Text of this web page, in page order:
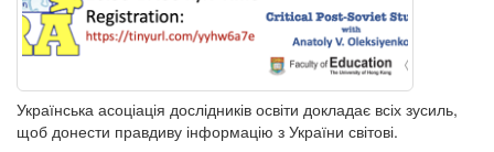
Українська асоціація дослідників освіти докладає всіх зусиль,
щоб донести правдиву інформацію з України світові.